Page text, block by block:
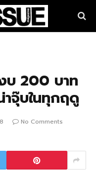
บ 200 บาท
าจุ๊บในทุกฤดู
No Comments